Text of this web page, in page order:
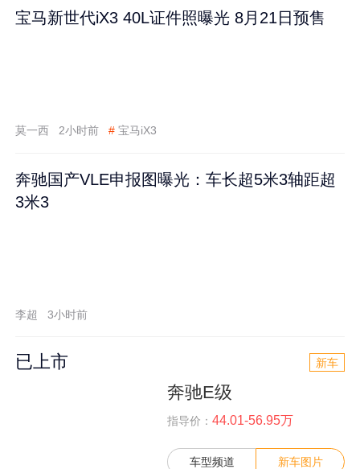
宝马新世代iX3 40L证件照曝光 8月21日预售
莫一西 2小时前 # 宝马iX3
奔驰国产VLE申报图曝光：车长超5米3轴距超
3米3
李超 3小时前
已上市 新车
奔驰E级
指导价： 44.01-56.95万
车型频道 新车图片